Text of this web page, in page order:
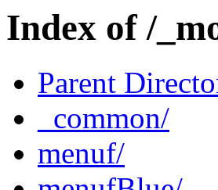
Index of /
Parent
_common/
menuf/